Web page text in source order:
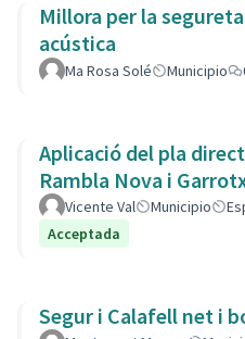
Millora per la
acústica
Ma Rosa Solé Municipio
Aplicació del pla
Rambla Nova i
Vicente Val Municipio
Acceptada
Segur i Calafell net i